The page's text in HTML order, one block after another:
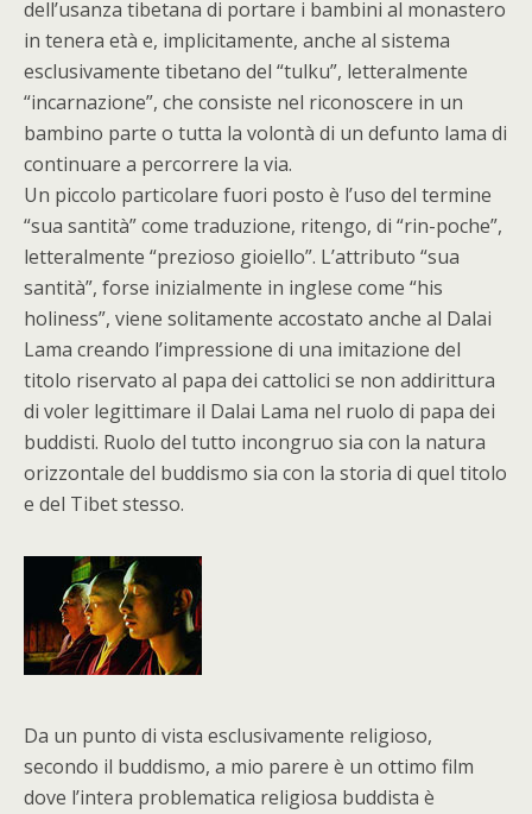
dell’usanza tibetana di portare i bambini al monastero
in tenera età e, implicitamente, anche al sistema
esclusivamente tibetano del “tulku”, letteralmente
“incarnazione”, che consiste nel riconoscere in un
bambino parte o tutta la volontà di un defunto lama di
continuare a percorrere la via.
Un piccolo particolare fuori posto è l’uso del termine
“sua santità” come traduzione, ritengo, di “rin-poche”,
letteralmente “prezioso gioiello”. L’attributo “sua
santità”, forse inizialmente in inglese come “his
holiness”, viene solitamente accostato anche al Dalai
Lama creando l’impressione di una imitazione del
titolo riservato al papa dei cattolici se non addirittura
di voler legittimare il Dalai Lama nel ruolo di papa dei
buddisti. Ruolo del tutto incongruo sia con la natura
orizzontale del buddismo sia con la storia di quel titolo
e del Tibet stesso.
Da un punto di vista esclusivamente religioso,
secondo il buddismo, a mio parere è un ottimo film
dove l’intera problematica religiosa buddista è